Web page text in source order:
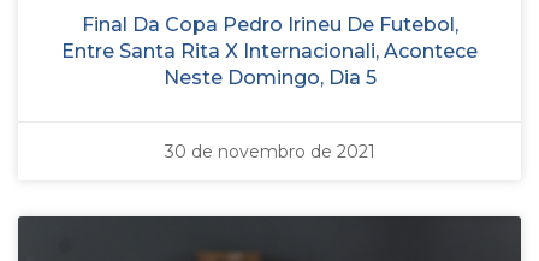
Final Da Copa Pedro Irineu De Futebol,
Entre Santa Rita X Internacionali, Acontece
Neste Domingo, Dia 5
30 de novembro de 2021